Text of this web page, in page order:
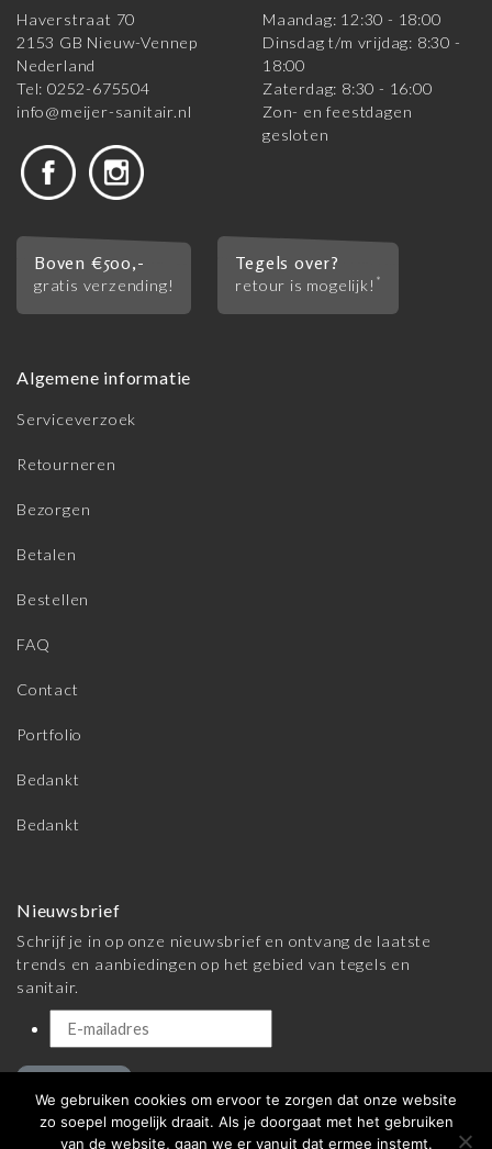
Haverstraat 70
2153 GB Nieuw-Vennep
Nederland
Tel: 0252-675504
info@meijer-sanitair.nl
Maandag: 12:30 - 18:00
Dinsdag t/m vrijdag: 8:30 -
18:00
Zaterdag: 8:30 - 16:00
Zon- en feestdagen
gesloten
Boven €500,-
gratis verzending!
Tegels over?
retour is mogelijk! *
Algemene informatie
Serviceverzoek
Retourneren
Bezorgen
Betalen
Bestellen
FAQ
Contact
Portfolio
Bedankt
Bedankt
Nieuwsbrief
Schrijf je in op onze nieuwsbrief en ontvang de laatste
trends en aanbiedingen op het gebied van tegels en
sanitair.
We gebruiken cookies om ervoor te zorgen dat onze website
zo soepel mogelijk draait. Als je doorgaat met het gebruiken
van de website, gaan we er vanuit dat ermee instemt.